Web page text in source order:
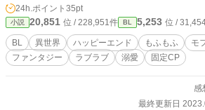
員男の人です！
24h.ポイント 35pt
小説 20,851 位 / 228,951件 BL 5,253 位 /
BL 異世界 ハッピーエンド もふもふ
モ
ファンタジー
ラブラブ 溺愛 固定CP
感
最終更新日